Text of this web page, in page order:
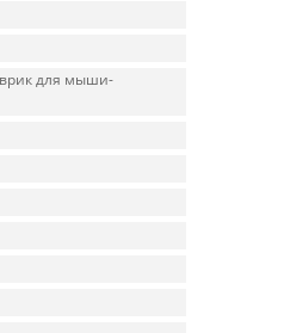
для мыши-